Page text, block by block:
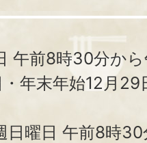
午前8時30分か
年末年始12月
日曜日 午前8時